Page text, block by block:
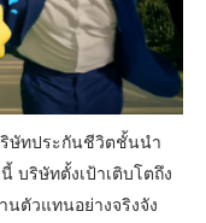
ษัทประกันชีวิตชั้นนำ
บริษัทตั้งเป้าเติบโตถึง
ตัวแทนอย่างจริงจัง